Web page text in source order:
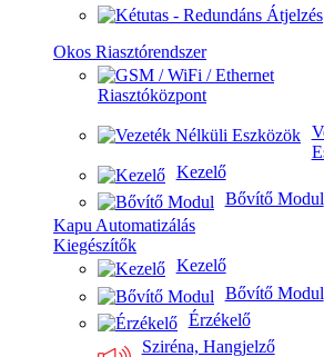
Okos Riasztórendszer
Kezelő
Bővítő Modul
Kapu Automatizálás
Kiegészítők
Kezelő
Bővítő Modul
Érzékelő
Sziréna, Hangjelző